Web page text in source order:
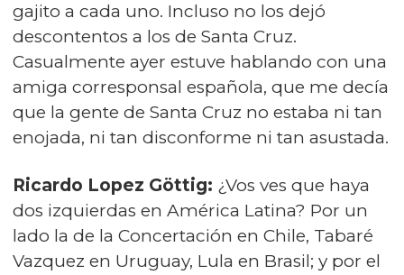
gajito a cada uno. Incluso no los dejó
descontentos a los de Santa Cruz.
Casualmente ayer estuve hablando con una
amiga corresponsal española, que me decía
que la gente de Santa Cruz no estaba ni tan
enojada, ni tan disconforme ni tan asustada.
Ricardo Lopez Göttig: ¿Vos ves que haya
dos izquierdas en América Latina? Por un
lado la de la Concertación en Chile, Tabaré
Vazquez en Uruguay, Lula en Brasil; y por el